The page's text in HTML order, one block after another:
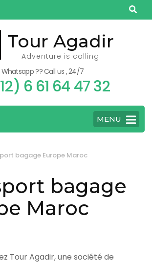
Tour Agadir
Adventure is calling
Whatsapp ?? Call us , 24/7
6 61 64 47 32
MENU
bagage Europe Maroc
bagage
Maroc
Tour Agadir, une société de